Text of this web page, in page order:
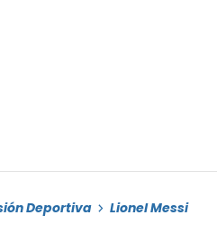
Deportiva Lionel Messi